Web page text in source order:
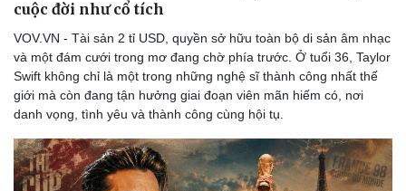
cuộc đời như cổ tích
VOV.VN - Tài sản 2 tỉ USD, quyền sở hữu toàn bộ di sản âm nhạc
và một đám cưới trong mơ đang chờ phía trước. Ở tuổi 36, Taylor
Swift không chỉ là một trong những nghệ sĩ thành công nhất thế
giới mà còn đang tận hưởng giai đoạn viên mãn hiếm có, nơi
danh vọng, tình yêu và thành công cùng hội tụ.